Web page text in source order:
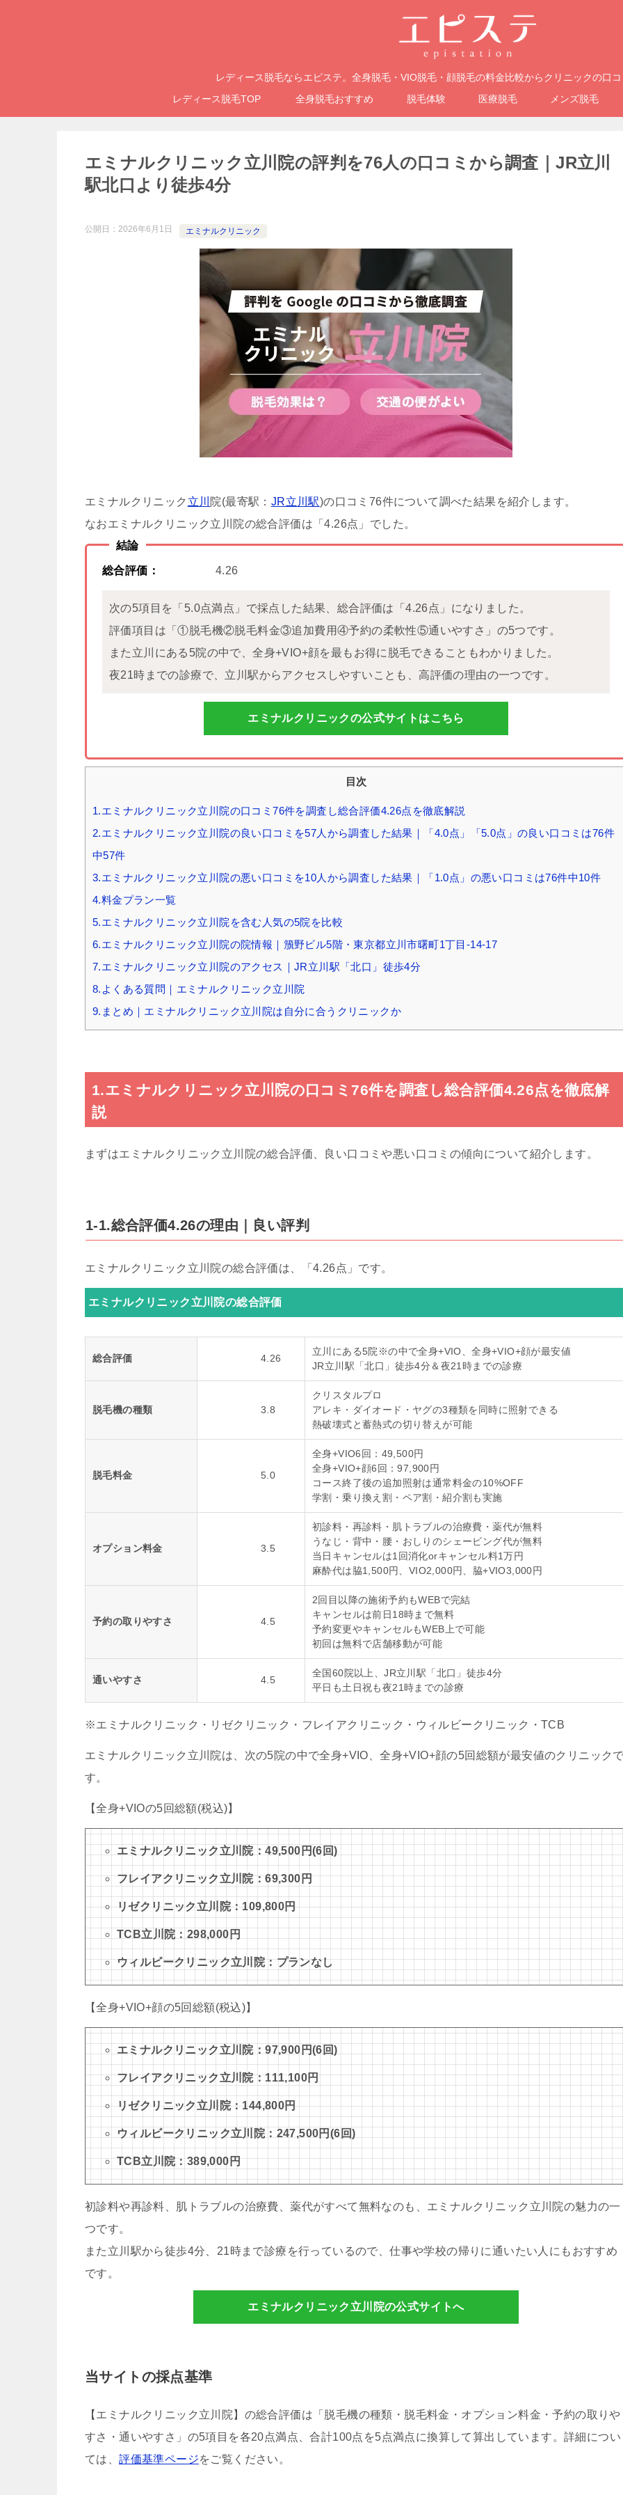
レディース脱毛ならエピステ。全身脱毛・VIO脱毛・顔脱毛の料金比較からクリニックの口
レディース脱毛TOP
全身脱毛おすすめ 脱毛体験 医療脱毛 メンズ脱毛
エミナルクリニック立川院の評判を76人の口コミから調査｜JR立川
駅北口より徒歩4分
公開日： 2026年6月1日 エミナルクリニック
エミナルクリニック 立川 院(最寄駅： JR立川駅)の口コミ76件について調べた結果を紹介します。
なおエミナルクリニック立川院の総合評価は「4.26点」でした。
結論
総合評価： 4.26
次の5項目を「5.0点満点」で採点した結果、総合評価は「4.26点」になりました。
評価項目は「①脱毛機②脱毛料金③追加費用④予約の柔軟性⑤通いやすさ」の5つです。
また立川にある5院の中で、全身+VIO+顔を最もお得に脱毛できることもわかりました。
夜21時までの診療で、立川駅からアクセスしやすいことも、高評価の理由の一つです。
エミナルクリニックの公式サイトはこちら
目次
1.エミナルクリニック立川院の口コミ76件を調査し総合評価4.26点を徹底解説
2.エミナルクリニック立川院の良い口コミを57人から調査した結果｜「4.0点」「5.0点」の良い口コミは76件
中57件
3.エミナルクリニック立川院の悪い口コミを10人から調査した結果｜「1.0点」の悪い口コミは76件中10件
4.料金プラン一覧
5.エミナルクリニック立川院を含む人気の5院を比較
6.エミナルクリニック立川院の院情報｜籏野ビル5階・東京都立川市曙町1丁目-14-17
7.エミナルクリニック立川院のアクセス｜JR立川駅「北口」徒歩4分
8.よくある質問｜エミナルクリニック立川院
9.まとめ｜エミナルクリニック立川院は自分に合うクリニックか
1.エミナルクリニック立川院の口コミ76件を調査し総合評価4.26点を徹底解
説
まずはエミナルクリニック立川院の総合評価、良い口コミや悪い口コミの傾向について紹介します。
1-1.総合評価4.26の理由｜良い評判
エミナルクリニック立川院の総合評価は、「4.26点」です。
エミナルクリニック立川院の総合評価
総合評価 4.26
立川にある5院※の中で全身+VIO、全身+VIO+顔が最安値
JR立川駅「北口」徒歩4分＆夜21時までの診療
脱毛機の種類 3.8
クリスタルプロ
アレキ・ダイオード・ヤグの3種類を同時に照射できる
熱破壊式と蓄熱式の切り替えが可能
脱毛料金 5.0
全身+VIO6回：49,500円
全身+VIO+顔6回：97,900円
コース終了後の追加照射は通常料金の10%OFF
学割・乗り換え割・ペア割・紹介割も実施
オプション料金 3.5
初診料・再診料・肌トラブルの治療費・薬代が無料
うなじ・背中・腰・おしりのシェービング代が無料
当日キャンセルは1回消化orキャンセル料1万円
麻酔代は脇1,500円、VIO2,000円、脇+VIO3,000円
予約の取りやすさ 4.5
2回目以降の施術予約もWEBで完結
キャンセルは前日18時まで無料
予約変更やキャンセルもWEB上で可能
初回は無料で店舗移動が可能
通いやすさ 4.5
全国60院以上、JR立川駅「北口」徒歩4分
平日も土日祝も夜21時までの診療
※エミナルクリニック・リゼクリニック・フレイアクリニック・ウィルビークリニック・TCB
エミナルクリニック立川院は、次の5院の中で全身+VIO、全身+VIO+顔の5回総額が最安値のクリニック
す。
【全身+VIOの5回総額(税込)】
エミナルクリニック立川院：49,500円(6回)
フレイアクリニック立川院：69,300円
リゼクリニック立川院：109,800円
TCB立川院：298,000円
ウィルビークリニック立川院：プランなし
【全身+VIO+顔の5回総額(税込)】
エミナルクリニック立川院：97,900円(6回)
フレイアクリニック立川院：111,100円
リゼクリニック立川院：144,800円
ウィルビークリニック立川院：247,500円(6回)
TCB立川院：389,000円
初診料や再診料、肌トラブルの治療費、薬代がすべて無料なのも、エミナルクリニック立川院の魅力の一
つです。
また立川駅から徒歩4分、21時まで診療を行っているので、仕事や学校の帰りに通いたい人にもおすすめ
です。
エミナルクリニック立川院の公式サイトへ
当サイトの採点基準
【エミナルクリニック立川院】の総合評価は「脱毛機の種類・脱毛料金・オプション料金・予約の取りや
すさ・通いやすさ」の5項目を各20点満点、合計100点を5点満点に換算して算出しています。詳細につい
ては、評価基準ページをご覧ください。